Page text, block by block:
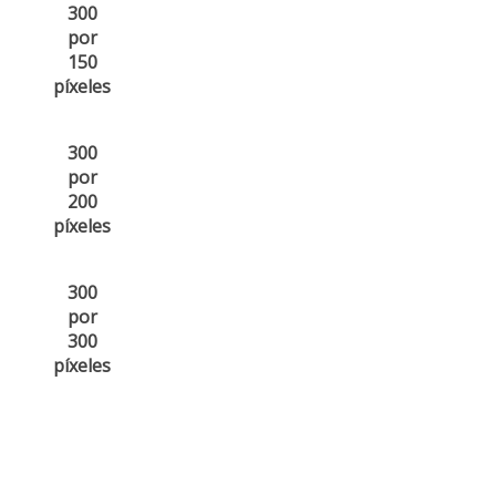
300
por
150
píxeles
300
por
200
píxeles
300
por
300
píxeles